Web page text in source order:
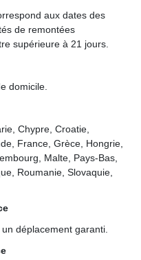
aux dates des
de remontées
supérieure à 21 jours.
domicile.
Chypre, Croatie,
France, Grèce, Hongrie,
Malte, Pays-Bas,
Roumanie, Slovaquie,
déplacement garanti.